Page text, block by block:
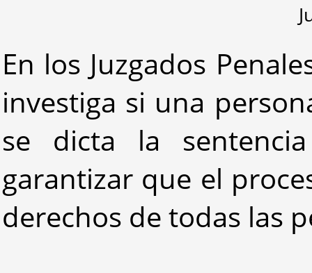
En los Juzgados
investiga si una
se dicta la
garantizar que el
derechos de todas las